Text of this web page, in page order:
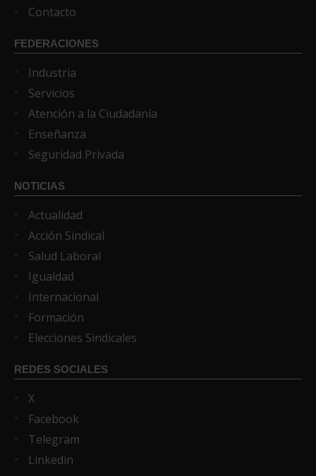
Contacto
FEDERACIONES
Industria
Servicios
Atención a la Ciudadanía
Enseñanza
Seguridad Privada
NOTICIAS
Actualidad
Acción Sindical
Salud Laboral
Igualdad
Internacional
Formación
Elecciones Sindicales
REDES SOCIALES
X
Facebook
Telegram
Linkedin